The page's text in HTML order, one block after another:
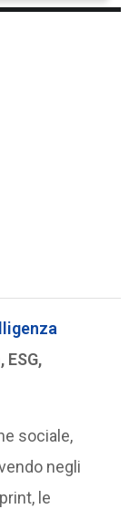
sociale,
negli
le